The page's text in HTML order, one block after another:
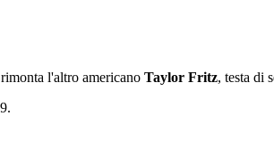
l'altro americano Taylor Fritz, testa di